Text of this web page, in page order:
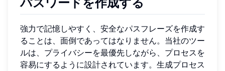
強力で記憶しやすく、安全なパスフレーズを作成す
ることは、面倒であってはなりません。当社のツー
ルは、プライバシーを最優先しながら、プロセスを
容易にするように設計されています。生成プロセス